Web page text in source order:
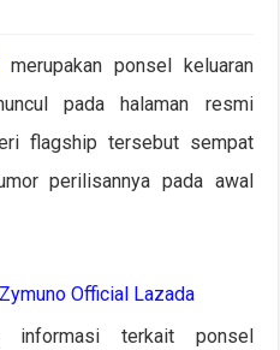
merupakan ponsel keluaran
pada halaman resmi
flagship tersebut sempat
perilisannya pada awal
Zymuno Official Lazada
informasi terkait ponsel